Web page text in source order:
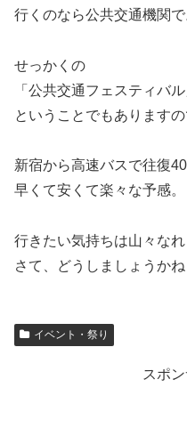
行くのなら公共交通機関で
せっかくの
「公共交通フェスティバル
ということでもありますの
新宿から高速バスで往復
早くて安くて楽々な予感。
行きたい気持ちは山々な
さて、どうしましょうかね
イベント・祭り
スポ